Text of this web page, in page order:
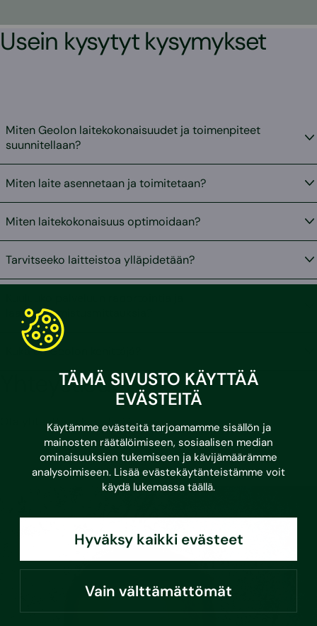
TÄMÄ SIVUSTO KÄYTTÄÄ
EVÄSTEITÄ
Käytämme evästeitä tarjoamamme sisällön ja
mainosten räätälöimiseen, sosiaalisen median
ominaisuuksien tukemiseen ja kävijämäärämme
analysoimiseen. Lisää evästekäytänteistämme voit
käydä lukemassa täällä.
Hyväksy kaikki evästeet
Vain välttämättömät
Usein kysytyt kysymykset
Miten Geolon laitekokonaisuudet ja toimenpiteet
suunnitellaan?
Miten laite asennetaan ja toimitetaan?
Miten laitekokonaisuus optimoidaan?
Tarvitseeko laitteistoa ylläpidetään?
laadunvarmistusmittauksia?
Kuka on Geolon kehittäjä?
Yhteystiedot
Ota yhteyttä ja kysy lisää.